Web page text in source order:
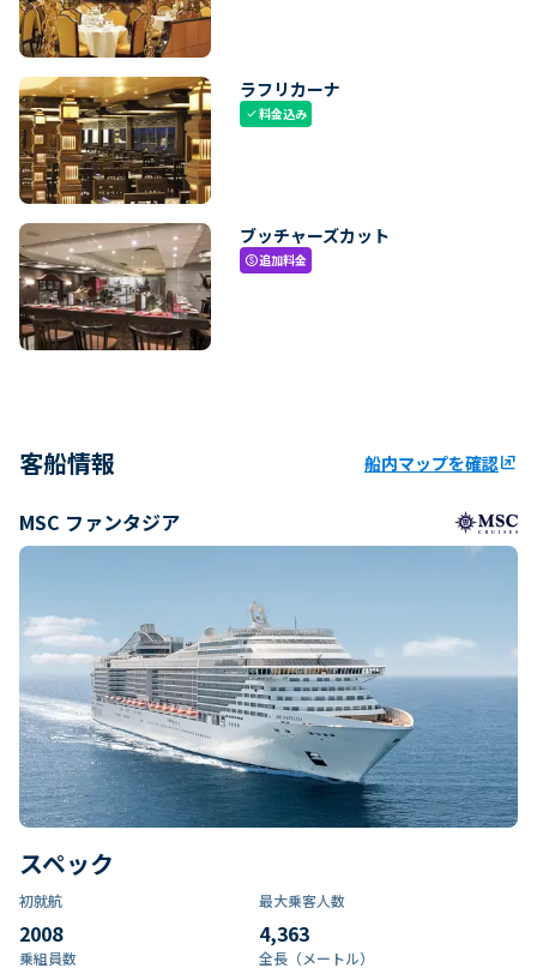
ラフリカーナ
check料金込み
ブッチャーズカット
paid追加料金
客船情報 船内マップを確認ungroup
MSC ファンタジア
スペック
初就航
2008
最大乗客人数
4,363
乗組員数​ 全長（メートル）